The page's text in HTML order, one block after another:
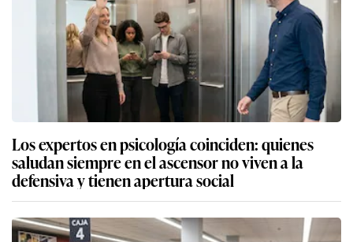
Los expertos en psicología coinciden: quienes
saludan siempre en el ascensor no viven a la
defensiva y tienen apertura social